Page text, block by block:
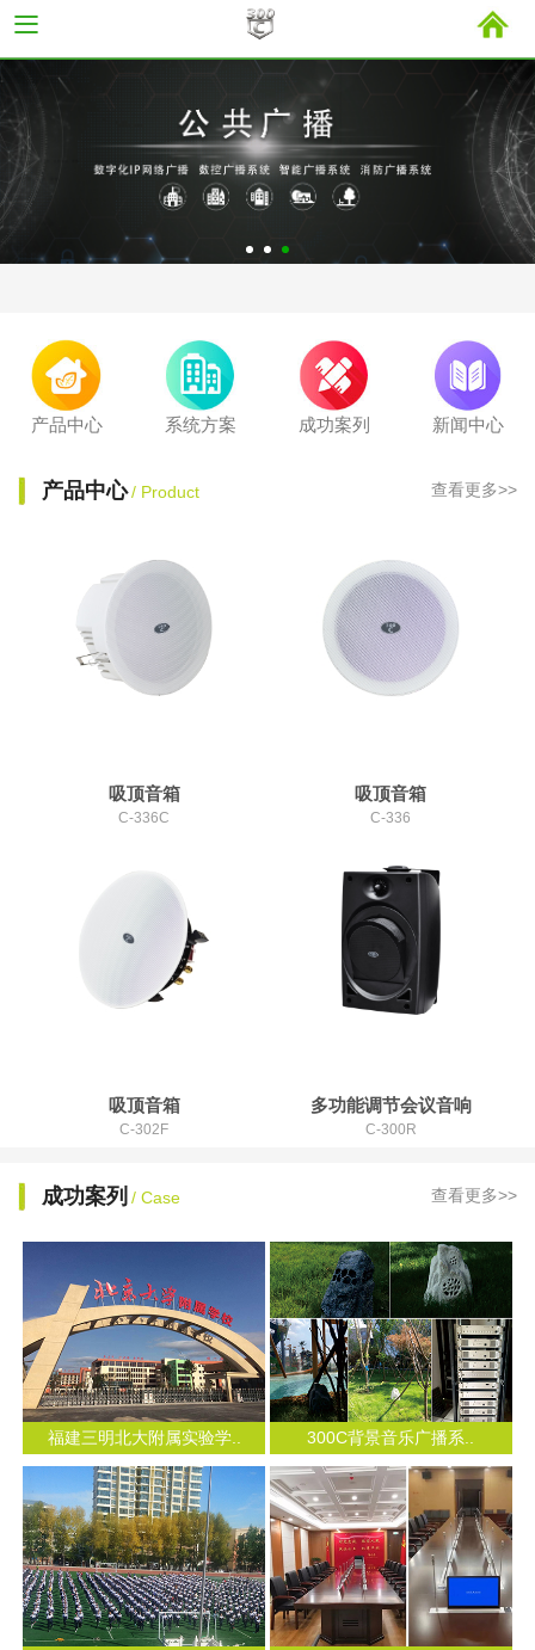
产品中心 系统方案 成功案列 新闻中心
产品中心 / Product 查看更多>>
吸顶音箱
C-336C
吸顶音箱
C-336
吸顶音箱
C-302F
多功能调节会议音响
C-300R
成功案列 / Case 查看更多>>
福建三明北大附属实验学.. 300C背景音乐广播系..